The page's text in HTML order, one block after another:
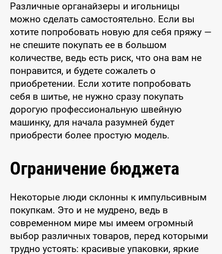
Различные органайзеры и игольницы
можно сделать самостоятельно. Если вы
хотите попробовать новую для себя пряжу —
не спешите покупать ее в большом
количестве, ведь есть риск, что она вам не
понравится, и будете сожалеть о
приобретении. Если хотите попробовать
себя в шитье, не нужно сразу покупать
дорогую профессиональную швейную
машинку, для начала разумней будет
приобрести более простую модель.
Ограничение бюджета
Некоторые люди склонны к импульсивным
покупкам. Это и не мудрено, ведь в
современном мире мы имеем огромный
выбор различных товаров, перед которыми
трудно устоять: красивые упаковки, яркие